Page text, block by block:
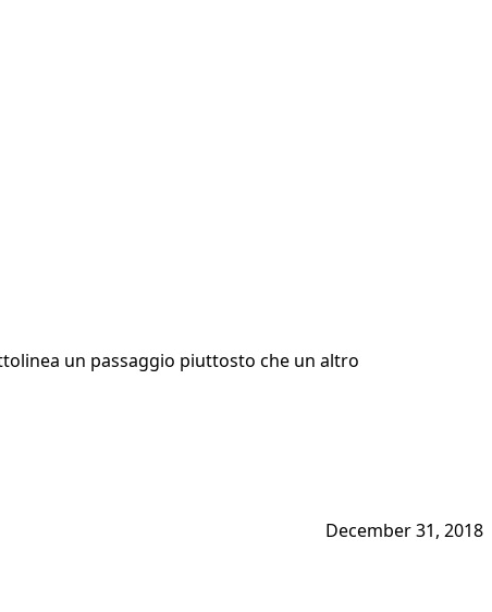
un passaggio piuttosto che un altro
December 31, 2018